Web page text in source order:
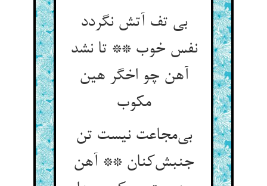
بی تف آتش نگردد
نفس خوب ** تا نشد
آهن چو اخگر هین
مکوب
بی‌مجاعت نیست تن
جنبش‌کنان ** آهن